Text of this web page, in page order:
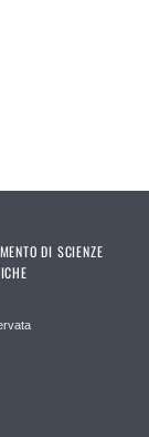
DI SCIENZE